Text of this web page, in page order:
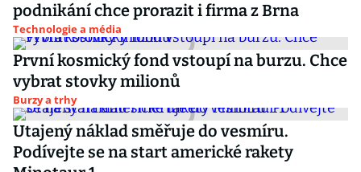
podnikání chce prorazit i firma z Brna
Technologie a média
První kosmický fond vstoupí na burzu. Chce
vybrat stovky milionů
Burzy a trhy
Utajený náklad směřuje do vesmíru.
Podívejte se na start americké rakety